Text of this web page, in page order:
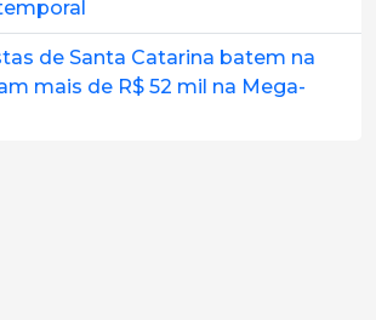
de Santa Catarina batem na
mais de R$ 52 mil na Mega-